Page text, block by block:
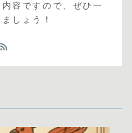
容ですので、ぜひ一
しょう！